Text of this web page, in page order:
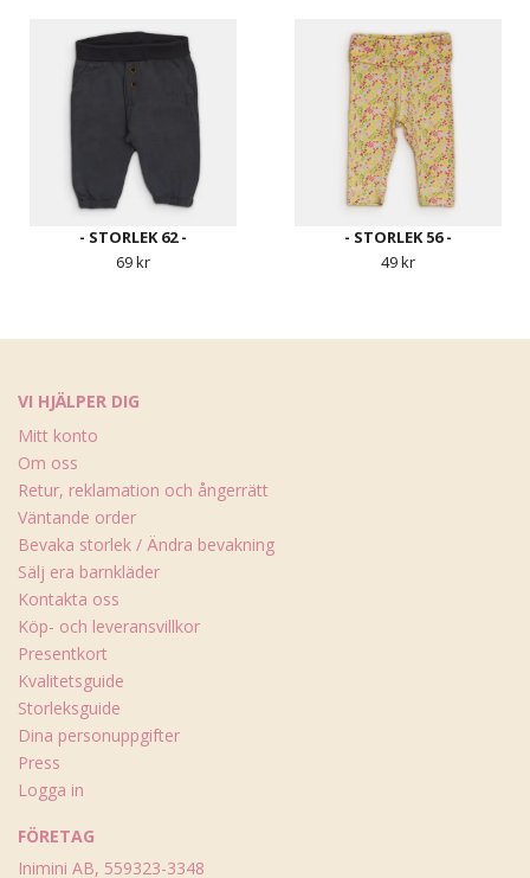
- STORLEK 62 -
69 kr
- STORLEK 56 -
49 kr
VI HJÄLPER DIG
Mitt konto
Om oss
Retur, reklamation och ångerrätt
Väntande order
Bevaka storlek / Ändra bevakning
Sälj era barnkläder
Kontakta oss
Köp- och leveransvillkor
Presentkort
Kvalitetsguide
Storleksguide
Dina personuppgifter
Press
Logga in
FÖRETAG
Inimini AB, 559323-3348